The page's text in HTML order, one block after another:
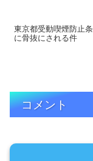
東京都受動喫煙防止
に骨抜にされる件
コメント